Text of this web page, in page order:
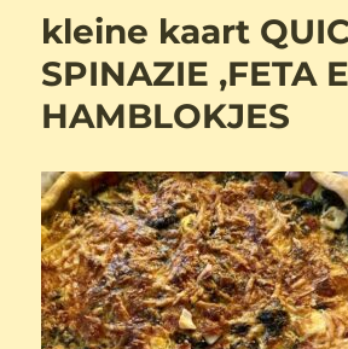
kleine kaart
SPINAZIE ,FETA
HAMBLOKJES